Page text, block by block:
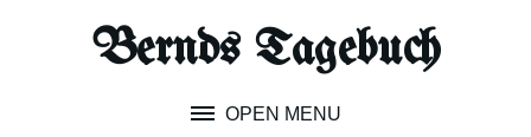
Bernds Tagebuch
OPEN MENU